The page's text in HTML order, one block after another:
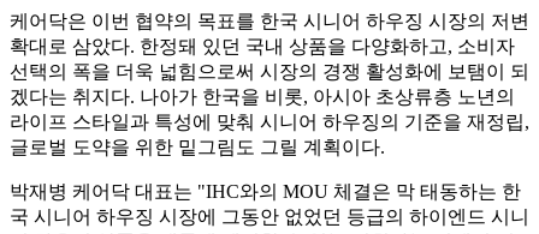
케어닥은 이번 협약의 목표를 한국 시니어 하우징 시장의 저변
확대로 삼았다. 한정돼 있던 국내 상품을 다양화하고, 소비자
선택의 폭을 더욱 넓힘으로써 시장의 경쟁 활성화에 보탬이 되
겠다는 취지다. 나아가 한국을 비롯, 아시아 초상류층 노년의
라이프 스타일과 특성에 맞춰 시니어 하우징의 기준을 재정립,
글로벌 도약을 위한 밑그림도 그릴 계획이다.
박재병 케어닥 대표는 "IHC와의 MOU 체결은 막 태동하는 한
국 시니어 하우징 시장에 그동안 없었던 등급의 하이엔드 시니